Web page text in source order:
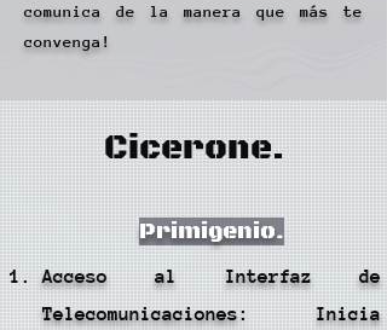
comunica de la manera que más te
convenga!
Cicerone.
Primigenio.
Acceso al Interfaz de
Telecomunicaciones: Inicia